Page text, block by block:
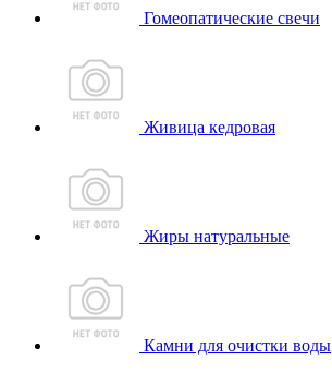
Гомеопатические свечи
Живица кедровая
Жиры натуральные
Камни для очистки воды